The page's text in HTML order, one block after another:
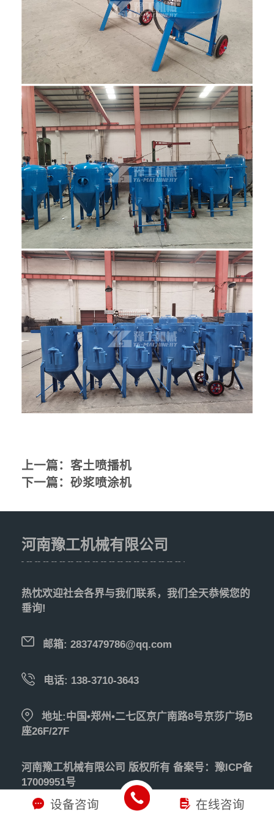
上一篇： 客土喷播机
下一篇： 砂浆喷涂机
设备咨询 在线咨询
河南豫工机械有限公司
热忱欢迎社会各界与我们联系，我们全天恭候您的
垂询!
邮箱: 2837479786@qq.com
电话: 138-3710-3643
地址:中国•郑州•二七区京广南路8号京莎广场B
座26F/27F
河南豫工机械有限公司 版权所有 备案号：豫ICP备
17009951号